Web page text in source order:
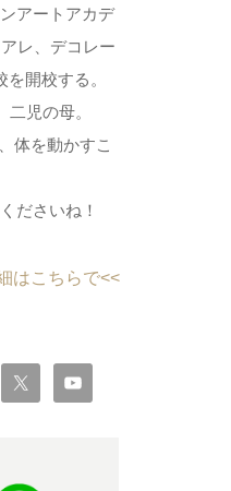
アートアカデ
レ、デコレー
開校する。
児の母。
体を動かすこ
ださいね！
はこちらで<<